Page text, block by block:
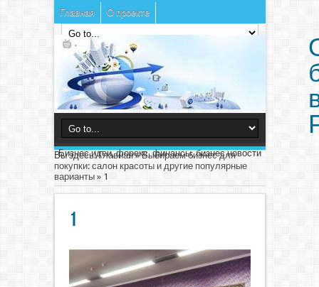
Главная О проекте
Бизнес идеи, форекс, финансы, бизнес новости
Вы здесь:Главная»Выбираем бизнес для
покупки: салон красоты и другие популярные
варианты» 1
1